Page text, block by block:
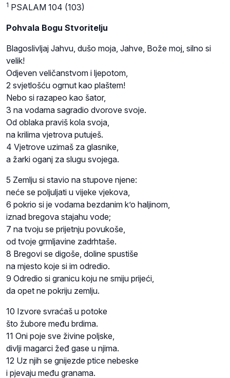
1 PSALAM 104 (103)
Pohvala Bogu Stvoritelju
Blagoslivljaj Jahvu, dušo moja, Jahve, Bože moj, silno si
velik!
Odjeven veličanstvom i ljepotom,
2 svjetlošću ogrnut kao plaštem!
Nebo si razapeo kao šator,
3 na vodama sagradio dvorove svoje.
Od oblaka praviš kola svoja,
na krilima vjetrova putuješ.
4 Vjetrove uzimaš za glasnike,
a žarki oganj za slugu svojega.
5 Zemlju si stavio na stupove njene:
neće se poljuljati u vijeke vjekova,
6 pokrio si je vodama bezdanim k’o haljinom,
iznad bregova stajahu vode;
7 na tvoju se prijetnju povukoše,
od tvoje grmljavine zadrhtaše.
8 Bregovi se digoše, doline spustiše
na mjesto koje si im odredio.
9 Odredio si granicu koju ne smiju prijeći,
da opet ne pokriju zemlju.
10 Izvore svraćaš u potoke
što žubore među brdima.
11 Oni poje sve živine poljske,
divlji magarci žeđ gase u njima.
12 Uz njih se gnijezde ptice nebeske
i pjevaju među granama.